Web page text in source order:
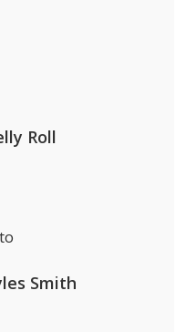
Roll
Smith